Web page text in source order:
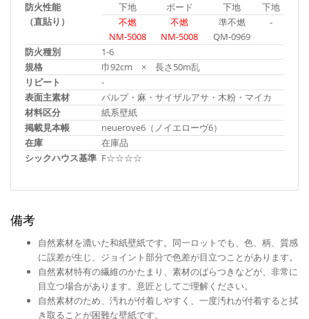
防火性能
（直貼り）
下地 ボード 下地
下地
不燃
NM-5008
不燃
NM-5008
準不燃
QM-0969
-
防火種別
1-6
規格
巾92cm × 長さ50m乱
リピート
-
表面主素材
パルプ・麻・サイザルアサ・木粉・マイカ
材料区分
紙系壁紙
掲載見本帳
neuerove6（ノイエローヴ6）
在庫
在庫品
シックハウス基準 F☆☆☆☆
備考
自然素材を漉いた和紙壁紙です。同一ロットでも、色、柄、質感
に誤差が生じ、ジョイント部分で色差が目立つことがあります。
自然素材特有の繊維のかたまり、素材のばらつきなどが、非常に
目立つ場合があります。意匠としてご理解ください。
自然素材のため、汚れが付着しやすく、一度汚れが付着すると拭
き取ることが困難な壁紙です。